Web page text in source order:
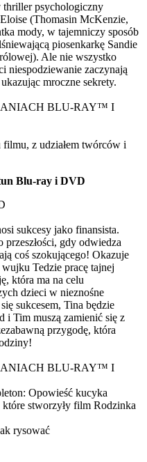
thriller psychologiczny
(Thomasin McKenzie,
mody, w tajemniczy sposób
piosenkarkę Sandie
Ale nie wszystko
niespodziewanie zaczynają
mroczne sekrety.
BLU-RAY™ I
filmu, z udziałem twórców i
Blu-ray i DVD
sukcesy jako finansista.
gdy odwiedza
coś szokującego! Okazuje
Tedzie pracę tajnej
która ma na celu
dzieci w nieznośne
sukcesem, Tina będzie
i Tim muszą zamienić się z
przygodę, która
BLU-RAY™ I
Opowieść kucyka
stworzyły film Rodzinka
rysować